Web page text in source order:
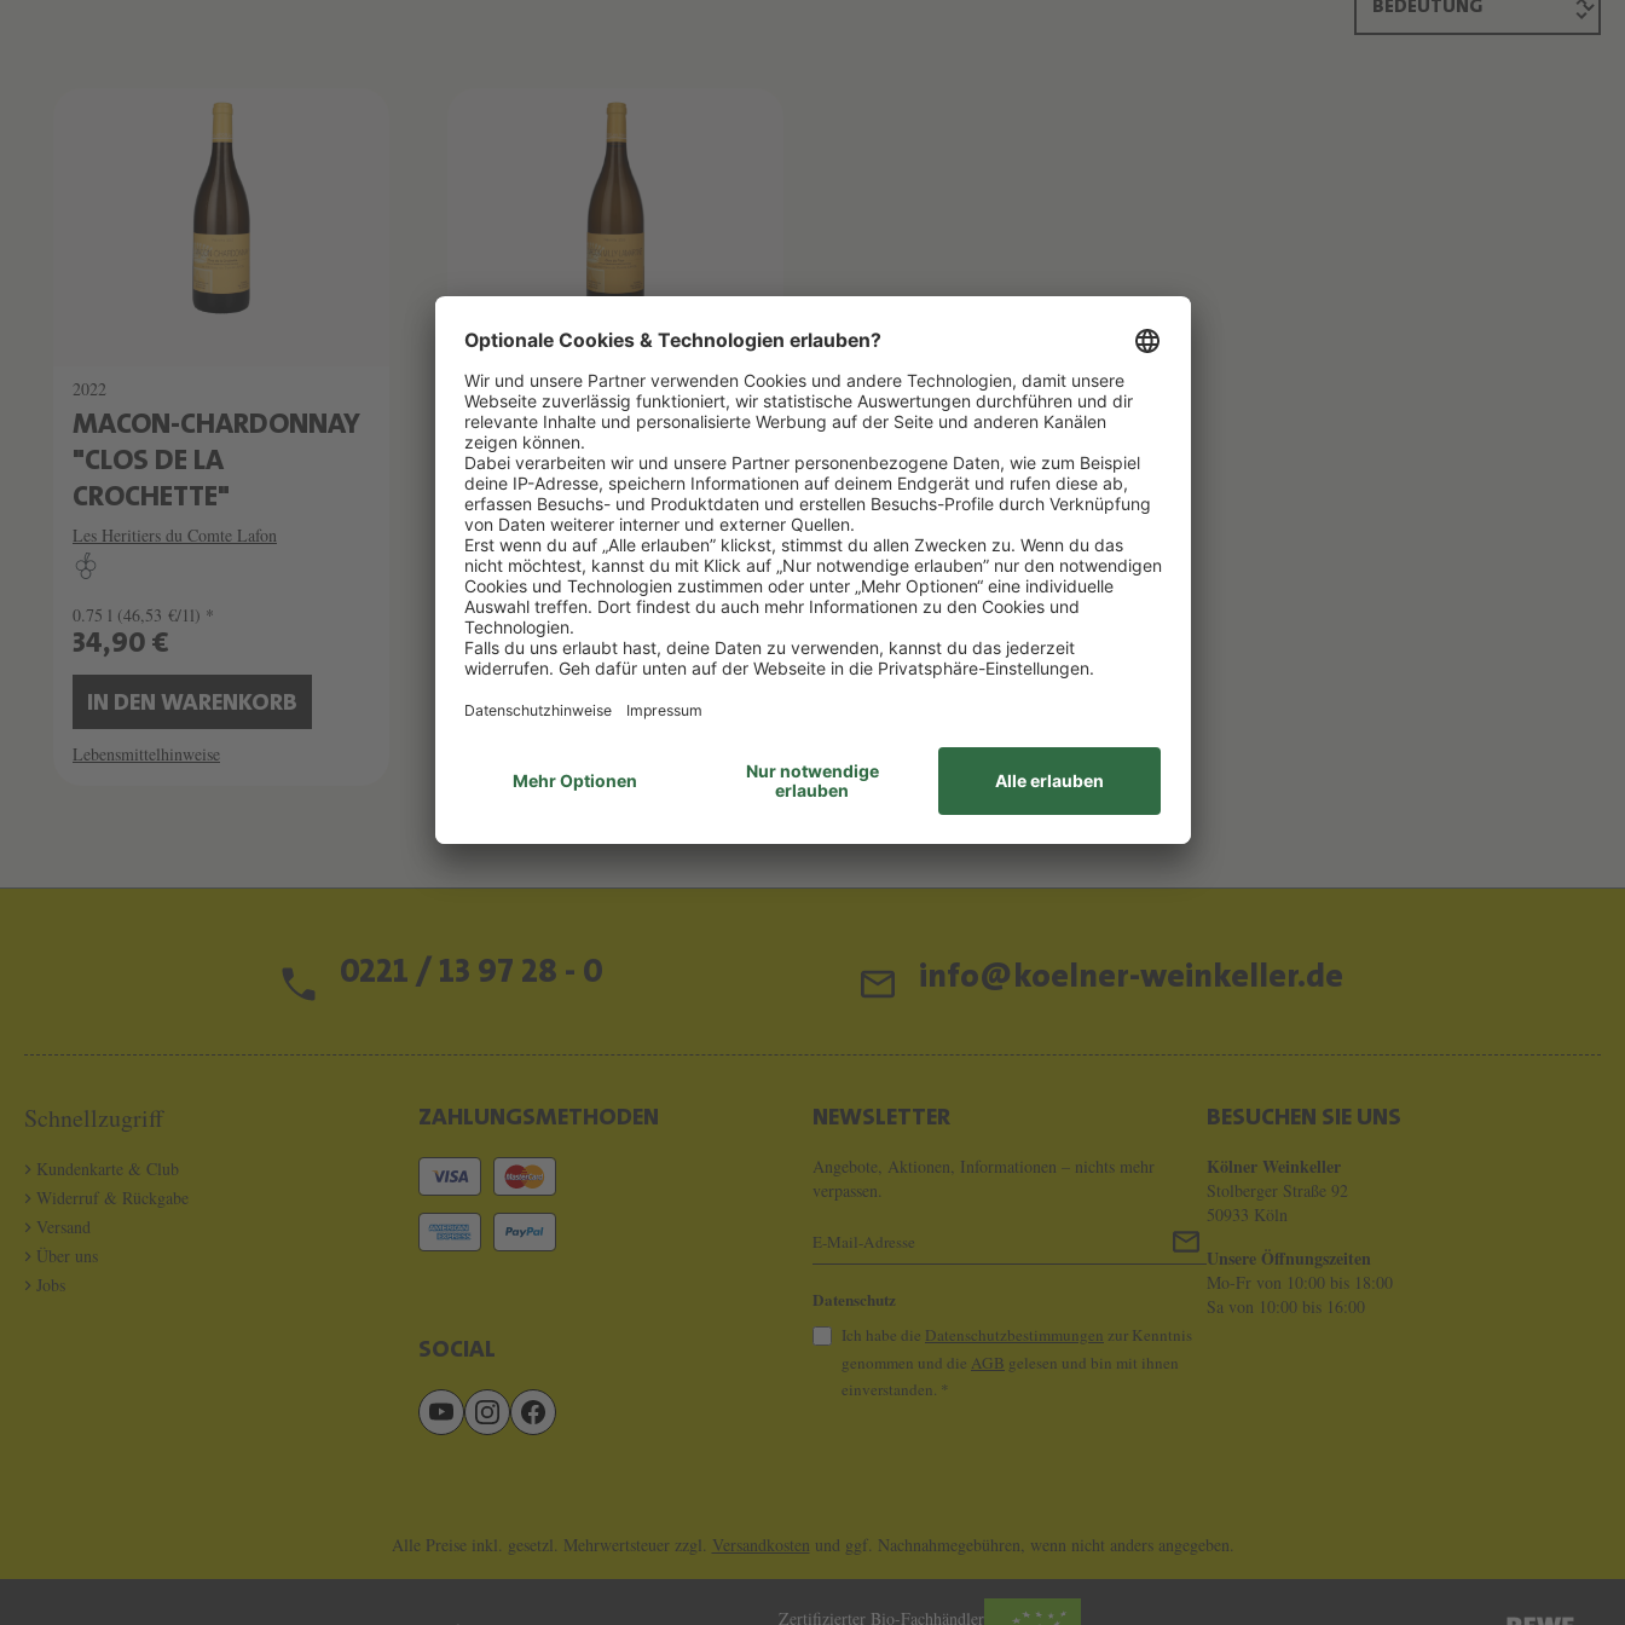
2022
MACON-CHARDONNAY
"CLOS DE LA
CROCHETTE"
Les Heritiers du Comte Lafon
0.75 l (46,53 €/1l) *
34,90 €
IN DEN WARENKORB
Lebensmittelhinweise
2022
MACON-MILLY-
LAMARTINE "CLOS DU
FOUR"
Les Heritiers du Comte Lafon
0.75 l(55,87 €/1l) *
41,90 €
IN DEN WARENKORB
0221 / 13 97 28 - 0 info@koelner-weinkeller.de
Schnellzugriff
Kundenkarte & Club
Widerruf & Rückgabe
Versand
Über uns
Jobs
ZAHLUNGSMETHODEN
SOCIAL
NEWSLETTER
Angebote, Aktionen, Informationen – nichts mehr
verpassen.
Datenschutz
Ich habe die Datenschutzbestimmungen zur Kenntnis
genommen und die AGB gelesen und bin mit ihnen
einverstanden. *
BESUCHEN SIE UNS
Kölner Weinkeller
Stolberger Straße 92
50933 Köln
Unsere Öffnungszeiten
Mo-Fr von 10:00 bis 18:00
Sa von 10:00 bis 16:00
Alle Preise inkl. gesetzl. Mehrwertsteuer zzgl. Versandkosten und ggf. Nachnahmegebühren, wenn nicht anders angegeben.
Zertifizierter Bio-Fachhändler